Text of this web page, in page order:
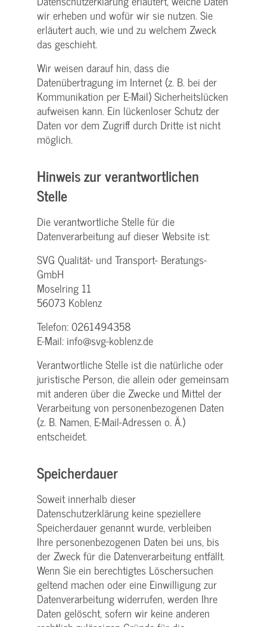
wir erheben und wofür wir sie nutzen. Sie
erläutert auch, wie und zu welchem Zweck
das geschieht.
Wir weisen darauf hin, dass die
Datenübertragung im Internet (z. B. bei der
Kommunikation per E-Mail) Sicherheitslücken
aufweisen kann. Ein lückenloser Schutz der
Daten vor dem Zugriff durch Dritte ist nicht
möglich.
Hinweis zur verantwortlichen
Stelle
Die verantwortliche Stelle für die
Datenverarbeitung auf dieser Website ist:
SVG Qualität- und Transport- Beratungs-
GmbH
Moselring 11
56073 Koblenz
Telefon: 0261494358
E-Mail: info@svg-koblenz.de
Verantwortliche Stelle ist die natürliche oder
juristische Person, die allein oder gemeinsam
mit anderen über die Zwecke und Mittel der
Verarbeitung von personenbezogenen Daten
(z. B. Namen, E-Mail-Adressen o. Ä.)
entscheidet.
Speicherdauer
Soweit innerhalb dieser
Datenschutzerklärung keine speziellere
Speicherdauer genannt wurde, verbleiben
Ihre personenbezogenen Daten bei uns, bis
der Zweck für die Datenverarbeitung entfällt.
Wenn Sie ein berechtigtes Löschersuchen
geltend machen oder eine Einwilligung zur
Datenverarbeitung widerrufen, werden Ihre
Daten gelöscht, sofern wir keine anderen